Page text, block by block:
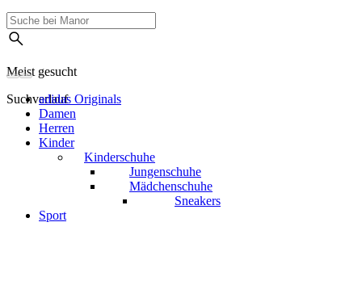
Meist gesucht
Suchverlaufadidas Originals
Damen
Herren
Kinder
Kinderschuhe
Jungenschuhe
Mädchenschuhe
Sneakers
Sport